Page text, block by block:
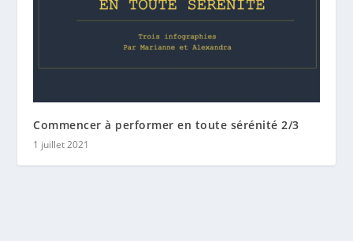
Commencer à performer en toute sérénité 2/3
1 juillet 2021